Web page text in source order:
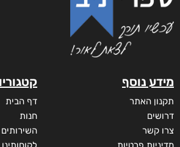
מידע נוסף
תקנון האתר
דרושים
צרו קשר
דף הבית
חנות